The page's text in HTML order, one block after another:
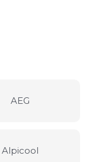
AEG
Alpicool